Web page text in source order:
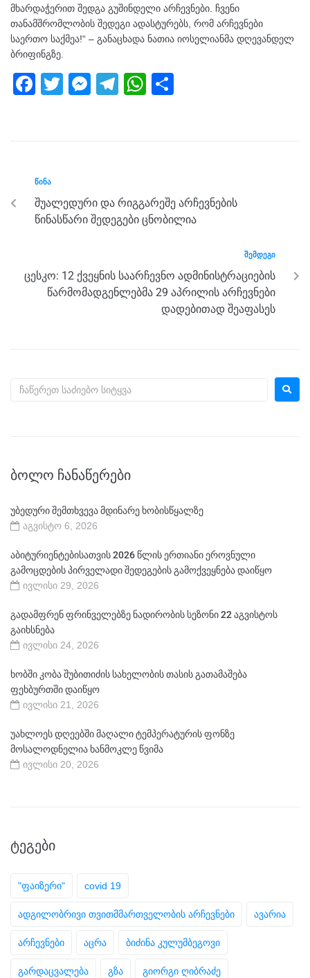
მხარდაჭერით შედგა გუშინდელი არჩევნები. ჩვენი
თანამშრომლობის შედეგი ადასტურებს, რომ არჩევნები
საერთო საქმეა!“ – განაცხადა ნათია იოსელიანმა დღევანდელ
ბრიფინგზე.
F
b
o
o
T
M
g
er
T
m
W
p
p
ᲬᲘᲜᲐ
შუალედური და რიგგარეშე არჩევნების
წინასწარი შედეგები ცნობილია
ᲨᲔᲛᲓᲔᲒᲘ
ცესკო: 12 ქვეყნის საარჩევნო ადმინისტრაციების
წარმომადგენლებმა 29 აპრილის არჩევნები
დადებითად შეაფასეს
ᲑᲝᲚᲝ ᲩᲐᲜᲐᲬᲔᲠᲔᲑᲘ
უბედური შემთხვევა მდინარე ხობისწყალზე
აგვისტო 6, 2026
აბიტურიენტებისათვის 2026 წლის ერთიანი ეროვნული
გამოცდების პირველადი შედეგების გამოქვეყნება დაიწყო
ივლისი 29, 2026
გადამფრენ ფრინველებზე ნადირობის სეზონი 22 აგვისტოს
გაიხსნება
ივლისი 24, 2026
ხობში კობა შუბითიძის სახელობის თასის გათამაშება
ფეხბურთში დაიწყო
ივლისი 21, 2026
უახლოეს დღეებში მაღალი ტემპერატურის ფონზე
მოსალოდნელია ხანმოკლე წვიმა
ივლისი 20, 2026
ᲢᲔᲒᲔᲑᲘ
"ფაიზერი" covid 19
ადგილობრივი თვითმმართველობის არჩევნები ავარია
არჩევნები აცრა ბიძინა კულუმბეგოვი
გარდაცვალება გზა გიორგი ღიბრაძე